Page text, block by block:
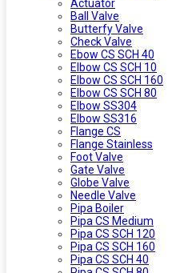
Actuator
Ball Valve
Butterfy Valve
Check Valve
Ebow CS SCH 40
Elbow CS SCH 10
Elbow CS SCH 160
Elbow CS SCH 80
Elbow SS304
Elbow SS316
Flange CS
Flange Stainless
Foot Valve
Gate Valve
Globe Valve
Needle Valve
Pipa Boiler
Pipa CS Medium
Pipa CS SCH 120
Pipa CS SCH 160
Pipa CS SCH 40